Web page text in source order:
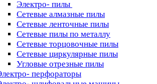
Электро- пилы
Сетевые алмазные пилы
Сетевые ленточные пилы
Сетевые пилы по металлу
Сетевые торцовочные пилы
Сетевые циркулярные пилы
Угловые отрезные пилы
перфораторы